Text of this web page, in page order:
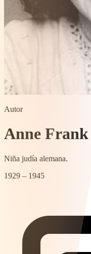
Autor
Anne Frank
Niña judía alemana.
1929 – 1945